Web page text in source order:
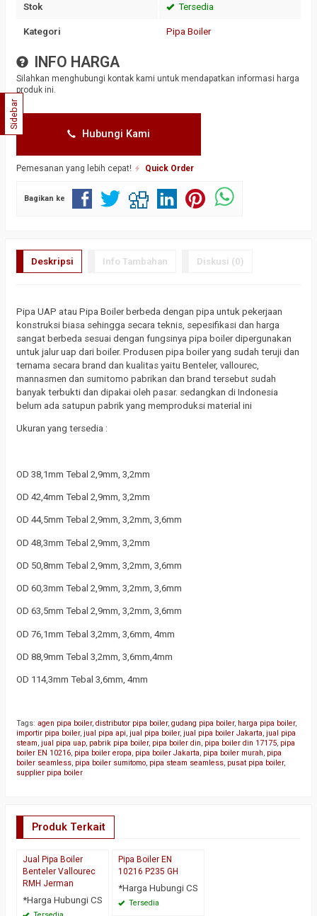
Stok Tersedia
Kategori Pipa Boiler
INFO HARGA
Silahkan menghubungi kontak kami untuk mendapatkan informasi harga
produk ini.
Hubungi Kami
Pemesanan yang lebih cepat! Quick Order
Bagikan ke
Deskripsi Info Tambahan Diskusi (0)
Pipa UAP atau Pipa Boiler berbeda dengan pipa untuk pekerjaan
konstruksi biasa sehingga secara teknis, sepesifikasi dan harga
sangat berbeda sesuai dengan fungsinya pipa boiler dipergunakan
untuk jalur uap dari boiler. Produsen pipa boiler yang sudah teruji dan
ternama secara brand dan kualitas yaitu Benteler, vallourec,
mannasmen dan sumitomo pabrikan dan brand tersebut sudah
banyak terbukti dan dipakai oleh pasar. sedangkan di Indonesia
belum ada satupun pabrik yang memproduksi material ini
Ukuran yang tersedia :
OD 38,1mm Tebal 2,9mm, 3,2mm
OD 42,4mm Tebal 2,9mm, 3,2mm
OD 44,5mm Tebal 2,9mm, 3,2mm, 3,6mm
OD 48,3mm Tebal 2,9mm, 3,2mm
OD 50,8mm Tebal 2,9mm, 3,2mm, 3,6mm
OD 60,3mm Tebal 2,9mm, 3,2mm, 3,6mm
OD 63,5mm Tebal 2,9mm, 3,2mm, 3,6mm
OD 76,1mm Tebal 3,2mm, 3,6mm, 4mm
OD 88,9mm Tebal 3,2mm, 3,6mm,4mm
OD 114,3mm Tebal 3,6mm, 4mm
Tags: agen pipa boiler, distributor pipa boiler, gudang pipa boiler, harga pipa boiler,
importir pipa boiler, jual pipa api, jual pipa boiler, jual pipa boiler Jakarta, jual pipa
steam, jual pipa uap, pabrik pipa boiler, pipa boiler din, pipa boiler din 17175, pipa
boiler EN 10216, pipa boiler eropa, pipa boiler Jakarta, pipa boiler murah, pipa
boiler seamless, pipa boiler sumitomo, pipa steam seamless, pusat pipa boiler,
supplier pipa boiler
Produk Terkait
Jual Pipa Boiler
Benteler Vallourec
RMH Jerman
*Harga Hubungi CS
Pipa Boiler EN
10216 P235 GH
*Harga Hubungi CS
Tersedia
Sidebar